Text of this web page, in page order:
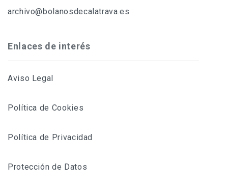
archivo@bolanosdecalatrava.es
Enlaces de interés
Aviso Legal
Política de Cookies
Política de Privacidad
Protección de Datos